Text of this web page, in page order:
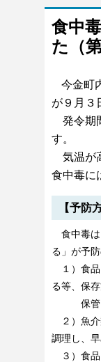
食中
た（
今金町
が９月３
発令期
す。
気温が
食中毒に
【予防
食中毒は
る」が予
１）食品
る等、保
保管し
２）魚介
調理し、
３）食品